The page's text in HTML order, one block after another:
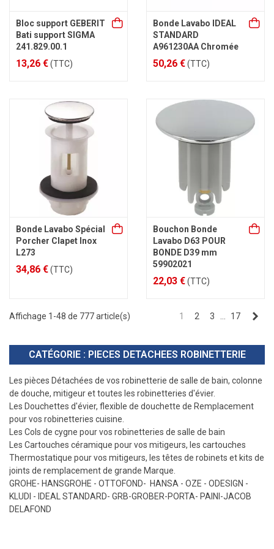
Bloc support GEBERIT
Bati support SIGMA
241.829.00.1
13,26 €(TTC)
Bonde Lavabo IDEAL
STANDARD
A961230AA Chromée
50,26 €(TTC)
Bonde Lavabo Spécial
Porcher Clapet Inox
L273
34,86 €(TTC)
Bouchon Bonde
Lavabo D63 POUR
BONDE D39 mm
59902021
22,03 €(TTC)
Affichage 1-48 de 777 article(s) 1 2 3 17
CATÉGORIE : PIECES DETACHEES ROBINETTERIE
Les pièces Détachées de vos robinetterie de salle de bain, colonne
de douche, mitigeur et toutes les robinetteries d'évier.
Les Douchettes d'évier, flexible de douchette de Remplacement
pour vos robinetteries cuisine.
Les Cols de cygne pour vos robinetteries de salle de bain
Les Cartouches céramique pour vos mitigeurs, les cartouches
Thermostatique pour vos mitigeurs, les têtes de robinets et kits de
joints de remplacement de grande Marque.
GROHE- HANSGROHE - OTTOFOND- HANSA - OZE - ODESIGN -
KLUDI - IDEAL STANDARD- GRB-GROBER-PORTA- PAINI-JACOB
DELAFOND